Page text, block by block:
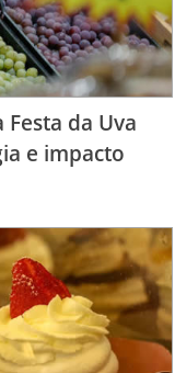
da Uva
e impacto